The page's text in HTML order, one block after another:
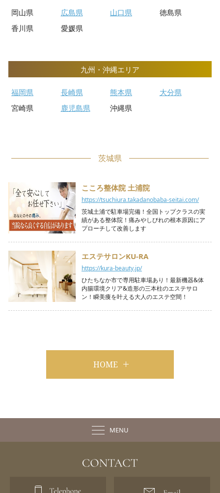
岡山県 広島県 山口県
徳島県
香川県
愛媛県
九州・沖縄エリア
福岡県 長崎県 熊本県
大分県
宮崎県
鹿児島県 沖縄県
茨城県
こころ整体院 土浦院
https://tsuchiura.takadanobaba-seitai.com/
茨城土浦で駐車場完備！全国トップクラスの実
績がある整体院！痛みやしびれの根本原因にア
プローチして改善します
エステサロンKU-RA
https://kura-beauty.jp/
ひたちなか市で専用駐車場あり！最新機器&体
内腸環境クリア&造形の三本柱のエステサロ
ン！瞬美痩を叶える大人のエステ空間！
HOME
MENU